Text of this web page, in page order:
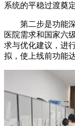
系统的平稳过渡奠
第二步是功能
医院需求和国家六
求与优化建议，进
拟，使上线前功能